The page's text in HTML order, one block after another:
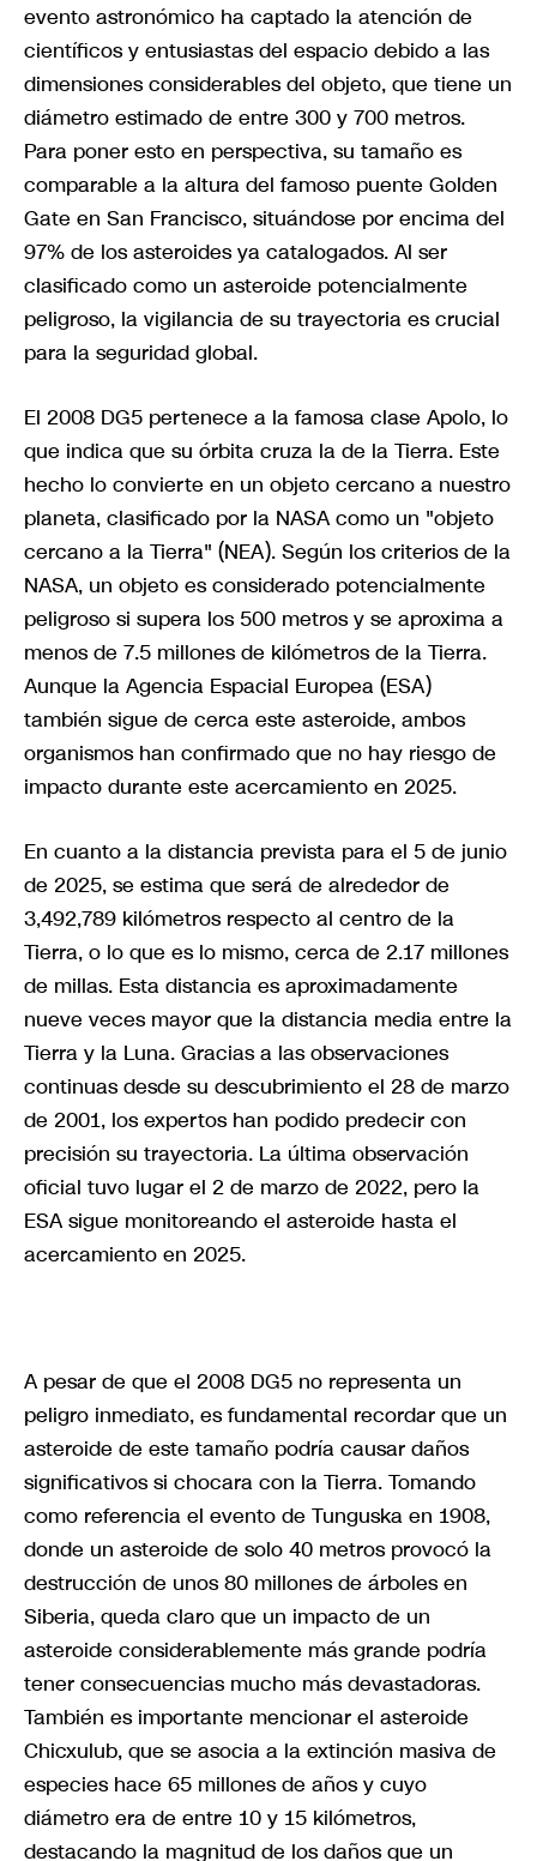
evento astronómico ha captado la atención de
científicos y entusiastas del espacio debido a las
dimensiones considerables del objeto, que tiene un
diámetro estimado de entre 300 y 700 metros.
Para poner esto en perspectiva, su tamaño es
comparable a la altura del famoso puente Golden
Gate en San Francisco, situándose por encima del
97% de los asteroides ya catalogados. Al ser
clasificado como un asteroide potencialmente
peligroso, la vigilancia de su trayectoria es crucial
para la seguridad global.
El 2008 DG5 pertenece a la famosa clase Apolo, lo
que indica que su órbita cruza la de la Tierra. Este
hecho lo convierte en un objeto cercano a nuestro
planeta, clasificado por la NASA como un "objeto
cercano a la Tierra" (NEA). Según los criterios de la
NASA, un objeto es considerado potencialmente
peligroso si supera los 500 metros y se aproxima a
menos de 7.5 millones de kilómetros de la Tierra.
Aunque la Agencia Espacial Europea (ESA)
también sigue de cerca este asteroide, ambos
organismos han confirmado que no hay riesgo de
impacto durante este acercamiento en 2025.
En cuanto a la distancia prevista para el 5 de junio
de 2025, se estima que será de alrededor de
3,492,789 kilómetros respecto al centro de la
Tierra, o lo que es lo mismo, cerca de 2.17 millones
de millas. Esta distancia es aproximadamente
nueve veces mayor que la distancia media entre la
Tierra y la Luna. Gracias a las observaciones
continuas desde su descubrimiento el 28 de marzo
de 2001, los expertos han podido predecir con
precisión su trayectoria. La última observación
oficial tuvo lugar el 2 de marzo de 2022, pero la
ESA sigue monitoreando el asteroide hasta el
acercamiento en 2025.
A pesar de que el 2008 DG5 no representa un
peligro inmediato, es fundamental recordar que un
asteroide de este tamaño podría causar daños
significativos si chocara con la Tierra. Tomando
como referencia el evento de Tunguska en 1908,
donde un asteroide de solo 40 metros provocó la
destrucción de unos 80 millones de árboles en
Siberia, queda claro que un impacto de un
asteroide considerablemente más grande podría
tener consecuencias mucho más devastadoras.
También es importante mencionar el asteroide
Chicxulub, que se asocia a la extinción masiva de
especies hace 65 millones de años y cuyo
diámetro era de entre 10 y 15 kilómetros,
destacando la magnitud de los daños que un